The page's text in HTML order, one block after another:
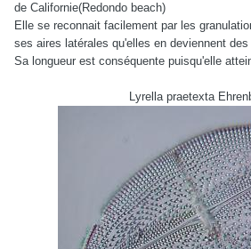
de Californie(Redondo beach)
Elle se reconnait facilement par les
ses aires latérales qu'elles en deviennent
Sa longueur est conséquente puisqu'elle
Lyrella praetexta